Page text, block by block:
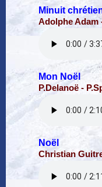
Minuit
Adolphe Adam
Mon Noël
P.Delanoë -
Noël
Christian